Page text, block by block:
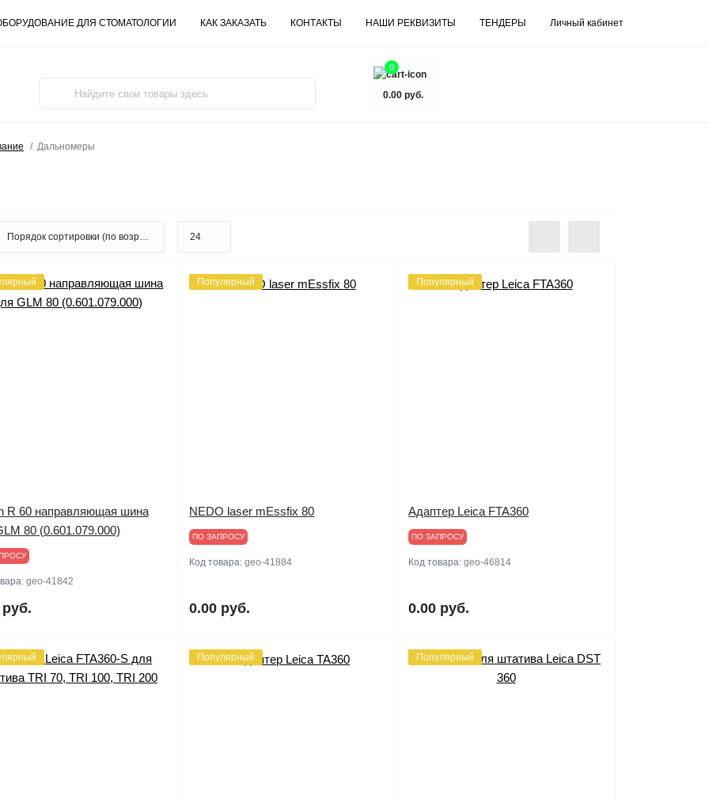
ДЛЯ СТОМАТОЛОГИИ КАК ЗАКАЗАТЬ КОНТАКТЫ НАШИ РЕКВИЗИТЫ ТЕНДЕРЫ Личный кабинет
0
0.00 руб.
Дальномеры
R 60 направляющая шина
80 (0.601.079.000)
geo-41842
Популярный
NEDO laser mEssfix 80
ПО ЗАПРОСУ
Код товара:geo-41884
0.00 руб.
Популярный
Адаптер Leica FTA360
ПО ЗАПРОСУ
Код товара:geo-46814
0.00 руб.
Популярный Популярный